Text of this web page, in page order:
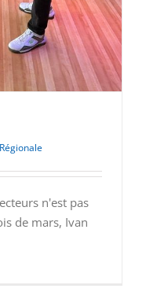
n'est pas
de mars, Ivan